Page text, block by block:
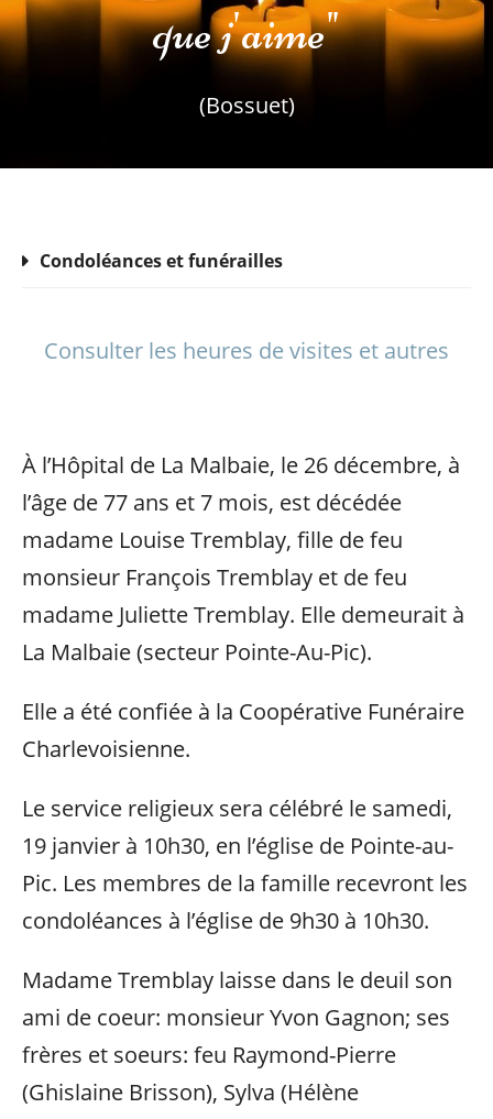
que j'aime"
(Bossuet)
Condoléances et funérailles
Consulter les heures de visites et autres
À l’Hôpital de La Malbaie, le 26 décembre, à
l’âge de 77 ans et 7 mois, est décédée
madame Louise Tremblay, fille de feu
monsieur François Tremblay et de feu
madame Juliette Tremblay. Elle demeurait à
La Malbaie (secteur Pointe-Au-Pic).
Elle a été confiée à la Coopérative Funéraire
Charlevoisienne.
Le service religieux sera célébré le samedi,
19 janvier à 10h30, en l’église de Pointe-au-
Pic. Les membres de la famille recevront les
condoléances à l’église de 9h30 à 10h30.
Madame Tremblay laisse dans le deuil son
ami de coeur: monsieur Yvon Gagnon; ses
frères et soeurs: feu Raymond-Pierre
(Ghislaine Brisson), Sylva (Hélène